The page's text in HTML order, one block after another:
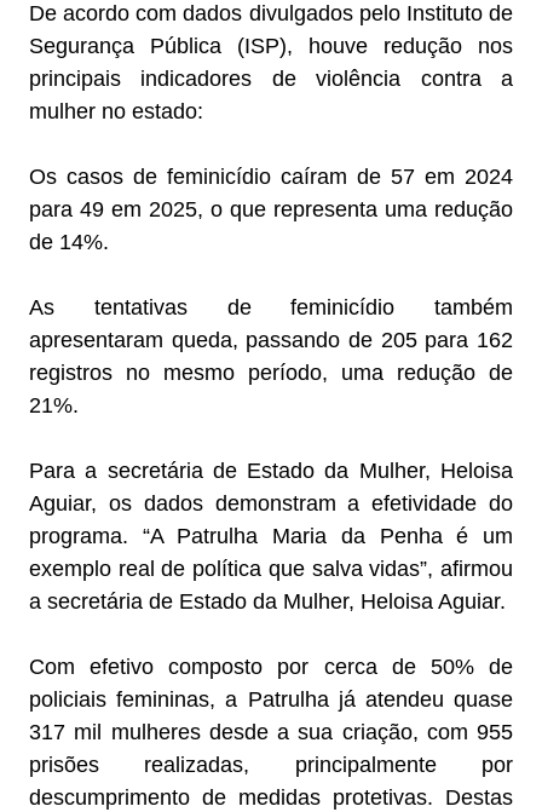
De acordo com dados divulgados pelo Instituto de
Segurança Pública (ISP), houve redução nos
principais indicadores de violência contra a
mulher no estado:
Os casos de feminicídio caíram de 57 em 2024
para 49 em 2025, o que representa uma redução
de 14%.
As tentativas de feminicídio também
apresentaram queda, passando de 205 para 162
registros no mesmo período, uma redução de
21%.
Para a secretária de Estado da Mulher, Heloisa
Aguiar, os dados demonstram a efetividade do
programa. “A Patrulha Maria da Penha é um
exemplo real de política que salva vidas”, afirmou
a secretária de Estado da Mulher, Heloisa Aguiar.
Com efetivo composto por cerca de 50% de
policiais femininas, a Patrulha já atendeu quase
317 mil mulheres desde a sua criação, com 955
prisões realizadas, principalmente por
descumprimento de medidas protetivas. Destas